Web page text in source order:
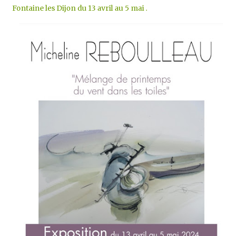
Fontaine les Dijon du 13 avril au 5 mai .